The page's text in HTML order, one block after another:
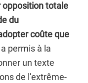
opposition totale
du
coûte que
a permis à la
un texte
de l’extrême-